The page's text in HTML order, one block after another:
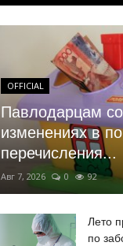
OFFICIAL
Павлодарцам
изменениях в
перечисления...
Авг 7, 2026 0 92
Лето
по